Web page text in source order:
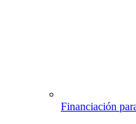
Financiación